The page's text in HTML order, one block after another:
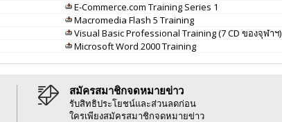
E-Commerce.com Training Series 1
Macromedia Flash 5 Training
Visual Basic Professional Training (7 CD ของจุฬาฯ)
Microsoft Word 2000 Training
สมัครสมาชิกจดหมายข่าว
รับสิทธิประโยชน์และส่วนลดก่อน
ใครเพียงสมัครสมาชิกจดหมายข่าว